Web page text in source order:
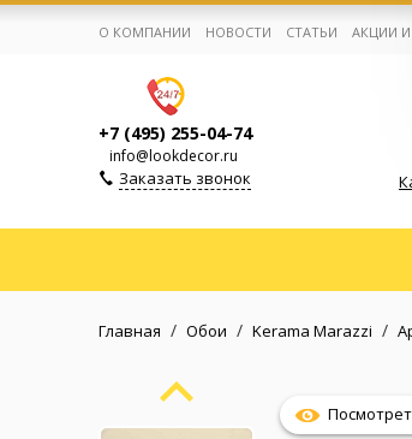
Корзина:0
Избранное:0 товаров
Каталог
О КОМПАНИИ НОВОСТИ СТАТЬИ АКЦИИ
+7 (495) 255-04-74
info@lookdecor.ru
Заказать звонок
Главная / Обои / Kerama Marazzi /